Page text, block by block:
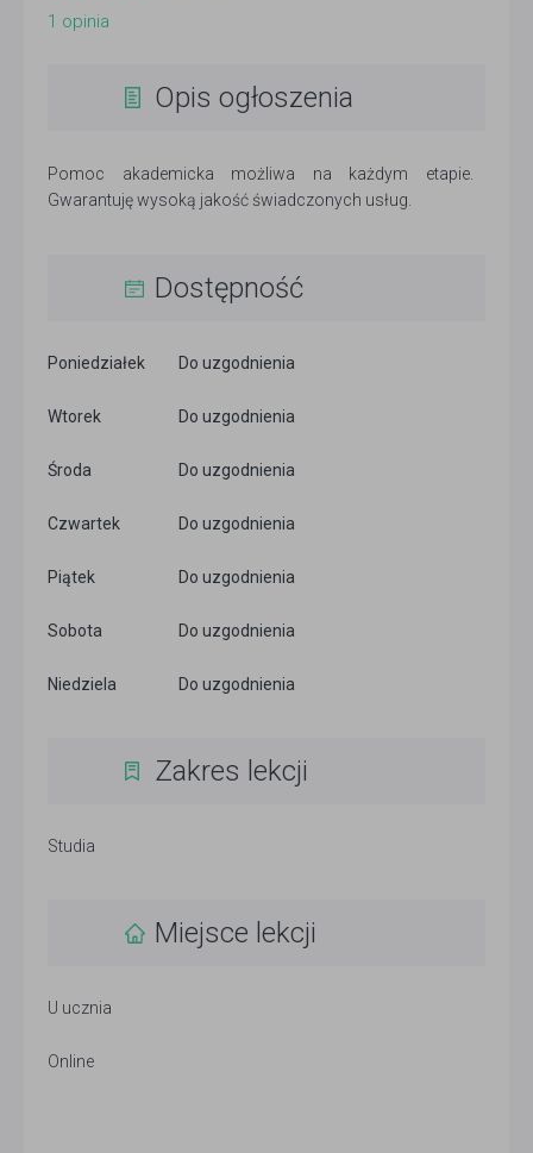
1 opinia
Opis ogłoszenia
Pomoc akademicka możliwa na każdym etapie.
Gwarantuję wysoką jakość świadczonych usług.
Dostępność
Poniedziałek Do uzgodnienia
Wtorek Do uzgodnienia
Środa Do uzgodnienia
Czwartek Do uzgodnienia
Piątek Do uzgodnienia
Sobota Do uzgodnienia
Niedziela Do uzgodnienia
Zakres lekcji
Studia
Miejsce lekcji
U ucznia
Online